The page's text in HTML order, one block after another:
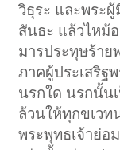
วิธุระ และพระ
สันธะ แล้วไหม้
มารประทุษร้าย
ภาคผู้ประเสริฐ
นรกใด นรกนั้น
ล้วนให้ทุกขเวท
พระพุทธเจ้าย่อ